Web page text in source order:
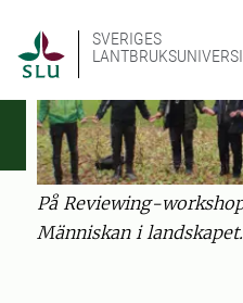
SVERIGES
På Reviewing-
Människan i